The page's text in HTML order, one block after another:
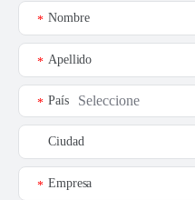
Nombre
*
Apellido
*
País
*
Ciudad
Empresa
*